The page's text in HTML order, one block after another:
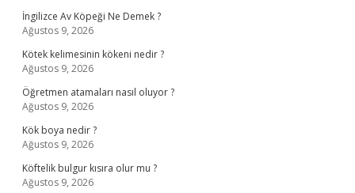
İngilizce Av Köpeği Ne Demek ?
Ağustos 9, 2026
Kötek kelimesinin kökeni nedir ?
Ağustos 9, 2026
Öğretmen atamaları nasıl oluyor ?
Ağustos 9, 2026
Kök boya nedir ?
Ağustos 9, 2026
Köftelik bulgur kısıra olur mu ?
Ağustos 9, 2026